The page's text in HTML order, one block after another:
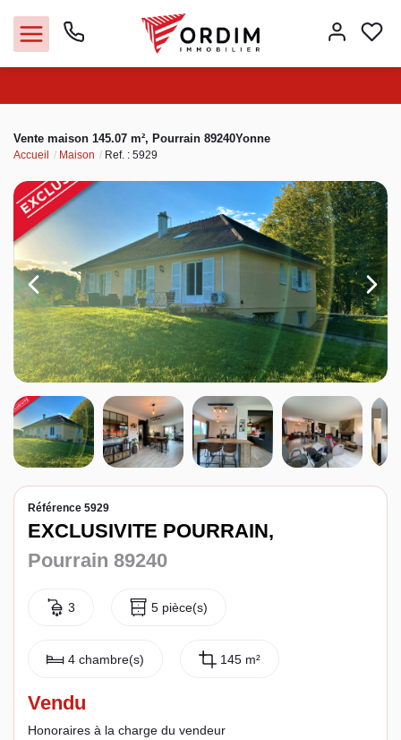
Acheter
Louer
Vendre
Immobilier pro
Faire gérer
Syndic
Espace client
Vente maison 145.07 m², Pourrain 89240Yonne
Accueil Maison Ref. : 5929
Référence 5929
EXCLUSIVITE POURRAIN,
Pourrain 89240
3 5 pièce(s)
4 chambre(s) 145 m²
Vendu
Honoraires à la charge du vendeur